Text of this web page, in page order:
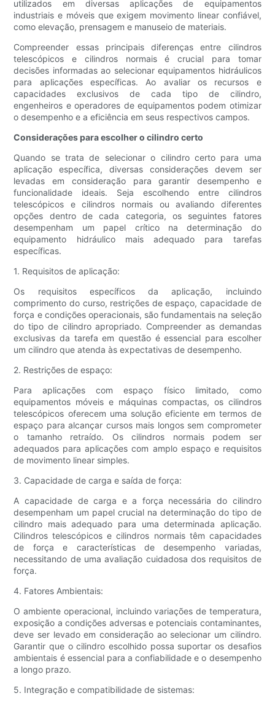
utilizados em diversas aplicações de equipamentos
industriais e móveis que exigem movimento linear confiável,
como elevação, prensagem e manuseio de materiais.
Compreender essas principais diferenças entre cilindros
telescópicos e cilindros normais é crucial para tomar
decisões informadas ao selecionar equipamentos hidráulicos
para aplicações específicas. Ao avaliar os recursos e
capacidades exclusivos de cada tipo de cilindro,
engenheiros e operadores de equipamentos podem otimizar
o desempenho e a eficiência em seus respectivos campos.
Considerações para escolher o cilindro certo
Quando se trata de selecionar o cilindro certo para uma
aplicação específica, diversas considerações devem ser
levadas em consideração para garantir desempenho e
funcionalidade ideais. Seja escolhendo entre cilindros
telescópicos e cilindros normais ou avaliando diferentes
opções dentro de cada categoria, os seguintes fatores
desempenham um papel crítico na determinação do
equipamento hidráulico mais adequado para tarefas
específicas.
1. Requisitos de aplicação:
Os requisitos específicos da aplicação, incluindo
comprimento do curso, restrições de espaço, capacidade de
força e condições operacionais, são fundamentais na seleção
do tipo de cilindro apropriado. Compreender as demandas
exclusivas da tarefa em questão é essencial para escolher
um cilindro que atenda às expectativas de desempenho.
2. Restrições de espaço:
Para aplicações com espaço físico limitado, como
equipamentos móveis e máquinas compactas, os cilindros
telescópicos oferecem uma solução eficiente em termos de
espaço para alcançar cursos mais longos sem comprometer
o tamanho retraído. Os cilindros normais podem ser
adequados para aplicações com amplo espaço e requisitos
de movimento linear simples.
3. Capacidade de carga e saída de força:
A capacidade de carga e a força necessária do cilindro
desempenham um papel crucial na determinação do tipo de
cilindro mais adequado para uma determinada aplicação.
Cilindros telescópicos e cilindros normais têm capacidades
de força e características de desempenho variadas,
necessitando de uma avaliação cuidadosa dos requisitos de
força.
4. Fatores Ambientais:
O ambiente operacional, incluindo variações de temperatura,
exposição a condições adversas e potenciais contaminantes,
deve ser levado em consideração ao selecionar um cilindro.
Garantir que o cilindro escolhido possa suportar os desafios
ambientais é essencial para a confiabilidade e o desempenho
a longo prazo.
5. Integração e compatibilidade de sistemas: